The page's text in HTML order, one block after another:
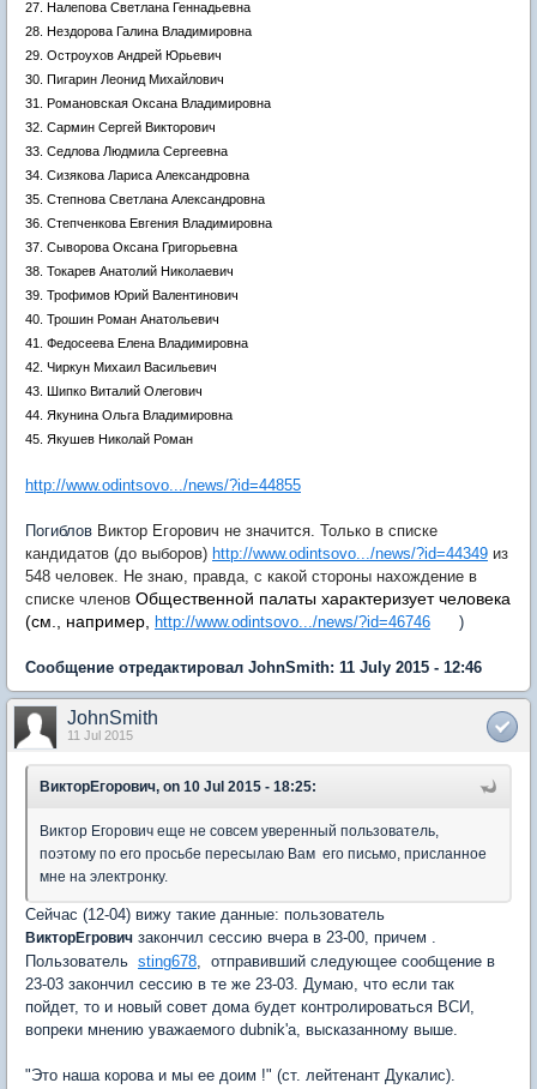
27. Налепова Светлана Геннадьевна
28. Нездорова Галина Владимировна
29. Остроухов Андрей Юрьевич
30. Пигарин Леонид Михайлович
31. Романовская Оксана Владимировна
32. Сармин Сергей Викторович
33. Седлова Людмила Сергеевна
34. Сизякова Лариса Александровна
35. Степнова Светлана Александровна
36. Степченкова Евгения Владимировна
37. Сыворова Оксана Григорьевна
38. Токарев Анатолий Николаевич
39. Трофимов Юрий Валентинович
40. Трошин Роман Анатольевич
41. Федосеева Елена Владимировна
42. Чиркун Михаил Васильевич
43. Шипко Виталий Олегович
44. Якунина Ольга Владимировна
45. Якушев Николай Роман
http://www.odintsovo.../news/?id=44855
Погиблов Виктор Егорович не значится. Только в списке
кандидатов (до выборов) http://www.odintsovo.../news/?id=44349 из
548 человек. Не знаю, правда, с какой стороны нахождение в
списке членов Общественной палаты характеризует человека
(см., например, http://www.odintsovo.../news/?id=46746 )
Сообщение отредактировал JohnSmith: 11 July 2015 - 12:46
JohnSmith
11 Jul 2015
ВикторЕгорович, on 10 Jul 2015 - 18:25:
Виктор Егорович еще не совсем уверенный пользователь,
поэтому по его просьбе пересылаю Вам его письмо, присланное
мне на электронку.
Сейчас (12-04) вижу такие данные: пользователь
ВикторЕгрович закончил сессию вчера в 23-00, причем .
Пользователь sting678 , отправивший следующее сообщение в
23-03 закончил сессию в те же 23-03. Думаю, что если так
пойдет, то и новый совет дома будет контролироваться ВСИ,
вопреки мнению уважаемого dubnik'а, высказанному выше.
"Это наша корова и мы ее доим !" (ст. лейтенант Дукалис).